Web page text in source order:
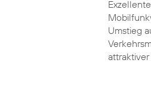
Umstieg